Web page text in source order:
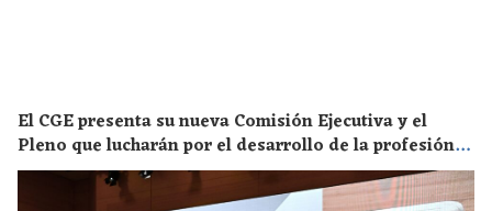
El CGE presenta su nueva Comisión Ejecutiva y el
Pleno que lucharán por el desarrollo de la profesión
en los próximos años